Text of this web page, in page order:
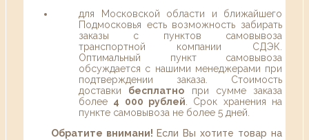
для Московской области и ближайшего
Подмосковья есть возможность забирать
заказы с пунктов самовывоза
транспортной компании СДЭК.
Оптимальный пункт самовывоза
обсуждается с нашими менеджерами при
подтверждении заказа. Стоимость
доставки бесплатно при сумме заказа
более 4 000 рублей . Срок хранения на
пункте самовывоза не более 5 дней.
Обратите внимани! Если Вы хотите товар на